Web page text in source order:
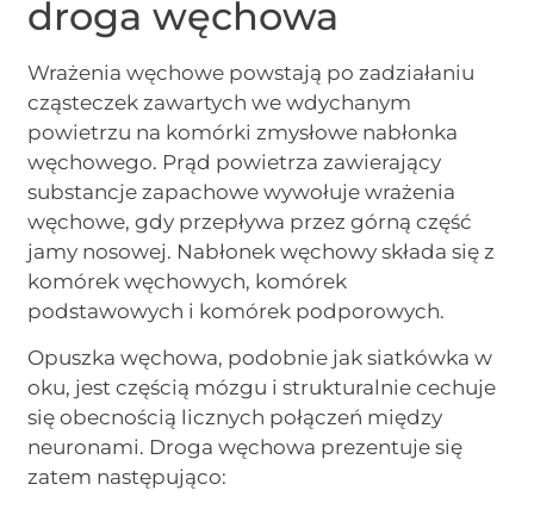
droga węchowa
Wrażenia węchowe powstają po zadziałaniu
cząsteczek zawartych we wdychanym
powietrzu na komórki zmysłowe nabłonka
węchowego. Prąd powietrza zawierający
substancje zapachowe wywołuje wrażenia
węchowe, gdy przepływa przez górną część
jamy nosowej. Nabłonek węchowy składa się z
komórek węchowych, komórek
podstawowych i komórek podporowych.
Opuszka węchowa, podobnie jak siatkówka w
oku, jest częścią mózgu i strukturalnie cechuje
się obecnością licznych połączeń między
neuronami. Droga węchowa prezentuje się
zatem następująco: